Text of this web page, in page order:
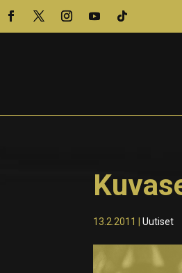
13.2.2011 |Uutiset